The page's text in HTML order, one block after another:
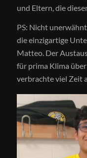
und Eltern, die
PS: Nicht
die einzigartige
Matteo. Der
für prima Klima
verbrachte viel Zeit